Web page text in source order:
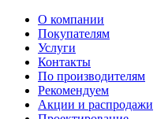
О компании
Покупателям
Услуги
Контакты
По производителям
Рекомендуем
Акции и распродажи